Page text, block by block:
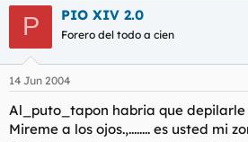
P PIO XIV 2.0
Forero del todo a cien
14 Jun 2004
Al_puto_tapon habria que depilarle
Mireme a los ojos.,........ es usted mi